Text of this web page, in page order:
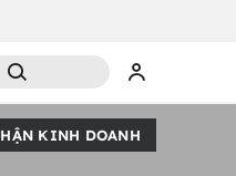
KINH DOANH